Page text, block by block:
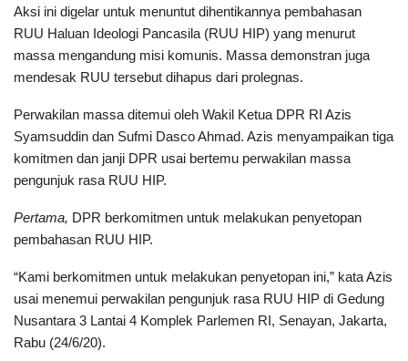
Aksi ini digelar untuk menuntut dihentikannya pembahasan
RUU Haluan Ideologi Pancasila (RUU HIP) yang menurut
massa mengandung misi komunis. Massa demonstran juga
mendesak RUU tersebut dihapus dari prolegnas.
Perwakilan massa ditemui oleh Wakil Ketua DPR RI Azis
Syamsuddin dan Sufmi Dasco Ahmad. Azis menyampaikan tiga
komitmen dan janji DPR usai bertemu perwakilan massa
pengunjuk rasa RUU HIP.
Pertama, DPR berkomitmen untuk melakukan penyetopan
pembahasan RUU HIP.
“Kami berkomitmen untuk melakukan penyetopan ini,” kata Azis
usai menemui perwakilan pengunjuk rasa RUU HIP di Gedung
Nusantara 3 Lantai 4 Komplek Parlemen RI, Senayan, Jakarta,
Rabu (24/6/20).